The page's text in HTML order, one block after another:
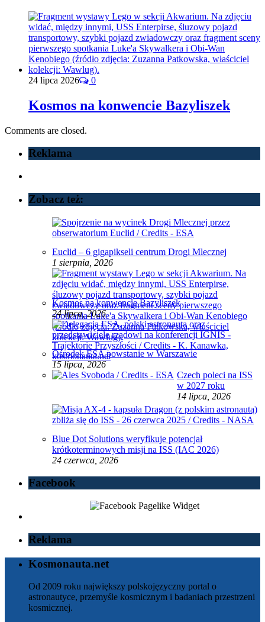
24 lipca 2026 0
Kosmos na konwencie Bazyliszek
Comments are closed.
Reklama
Zobacz też:
Euclid – 6 gigapikseli centrum Drogi Mlecznej
1 sierpnia, 2026
Kosmos na konwencie Bazyliszek
24 lipca, 2026
Ośrodek ESA powstanie w Warszawie
15 lipca, 2026
Czech poleci na ISS
w 2027 roku
14 lipca, 2026
Blue Dot Solutions weryfikuje potencjał
krótkoterminowych misji na ISS (IAC 2026)
24 czerwca, 2026
Facebook
Reklama
Kosmonauta.net
Od 2009 roku największy polskojęzyczny portal o
astronautyce, przemyśle kosmicznym i badaniach przestrzeni
kosmicznej.